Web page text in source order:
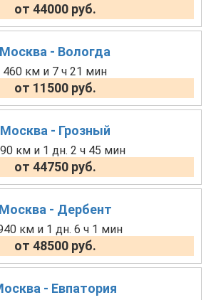
от 44000 руб.
Москва - Вологда
460 км и 7 ч 21 мин
от 11500 руб.
Москва - Грозный
км и 1 дн. 2 ч 45 мин
от 44750 руб.
Москва - Дербент
км и 1 дн. 6 ч 1 мин
от 48500 руб.
- Евпатория